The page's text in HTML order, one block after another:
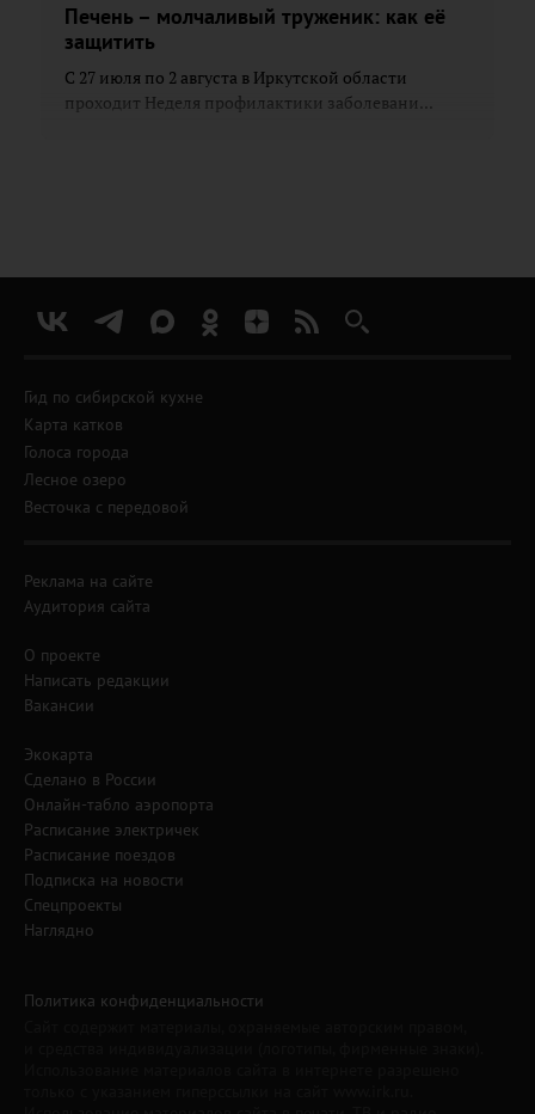
Печень – молчаливый труженик: как её
защитить
С 27 июля по 2 августа в Иркутской области
проходит Неделя профилактики заболевани...
Гид по сибирской кухне
Карта катков
Голоса города
Лесное озеро
Весточка с передовой
Реклама на сайте
Аудитория сайта
О проекте
Написать редакции
Вакансии
Экокарта
Сделано в России
Онлайн-табло аэропорта
Расписание электричек
Расписание поездов
Подписка на новости
Спецпроекты
Наглядно
Политика конфиденциальности